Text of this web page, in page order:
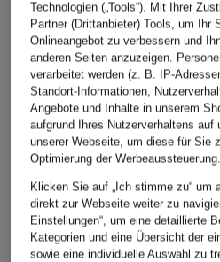
LONGCHAMP
Handtasche LE
GIANNI
Technologien („Tools“). Mit Ihrer
Partner (Drittanbieter) Tools, um Ihr
Onlineangebot zu verbessern und
anderen Seiten anzuzeigen.
verarbeitet werden (z. B. IP-
Standort-Informationen,
Angebote und Inhalte in unserem
aufgrund Ihres Nutzerverhaltens auf
unserer Webseite, um diese für Sie
Optimierung der Werbeaussteuerung.
Klicken Sie auf „Ich stimme zu“ um
direkt zur Webseite weiter zu
Einstellungen“, um eine detaillierte
Kategorien und eine Übersicht der
sowie eine individuelle Auswahl zu